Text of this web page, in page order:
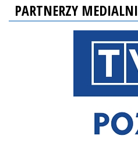
PARTNERZY MEDIALNI